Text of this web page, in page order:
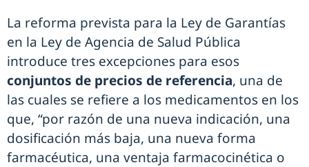
La reforma prevista para la Ley de Garantías
en la Ley de Agencia de Salud Pública
introduce tres excepciones para esos
conjuntos de precios de referencia, una de
las cuales se refiere a los medicamentos en los
que, “por razón de una nueva indicación, una
dosificación más baja, una nueva forma
farmacéutica, una ventaja farmacocinética o